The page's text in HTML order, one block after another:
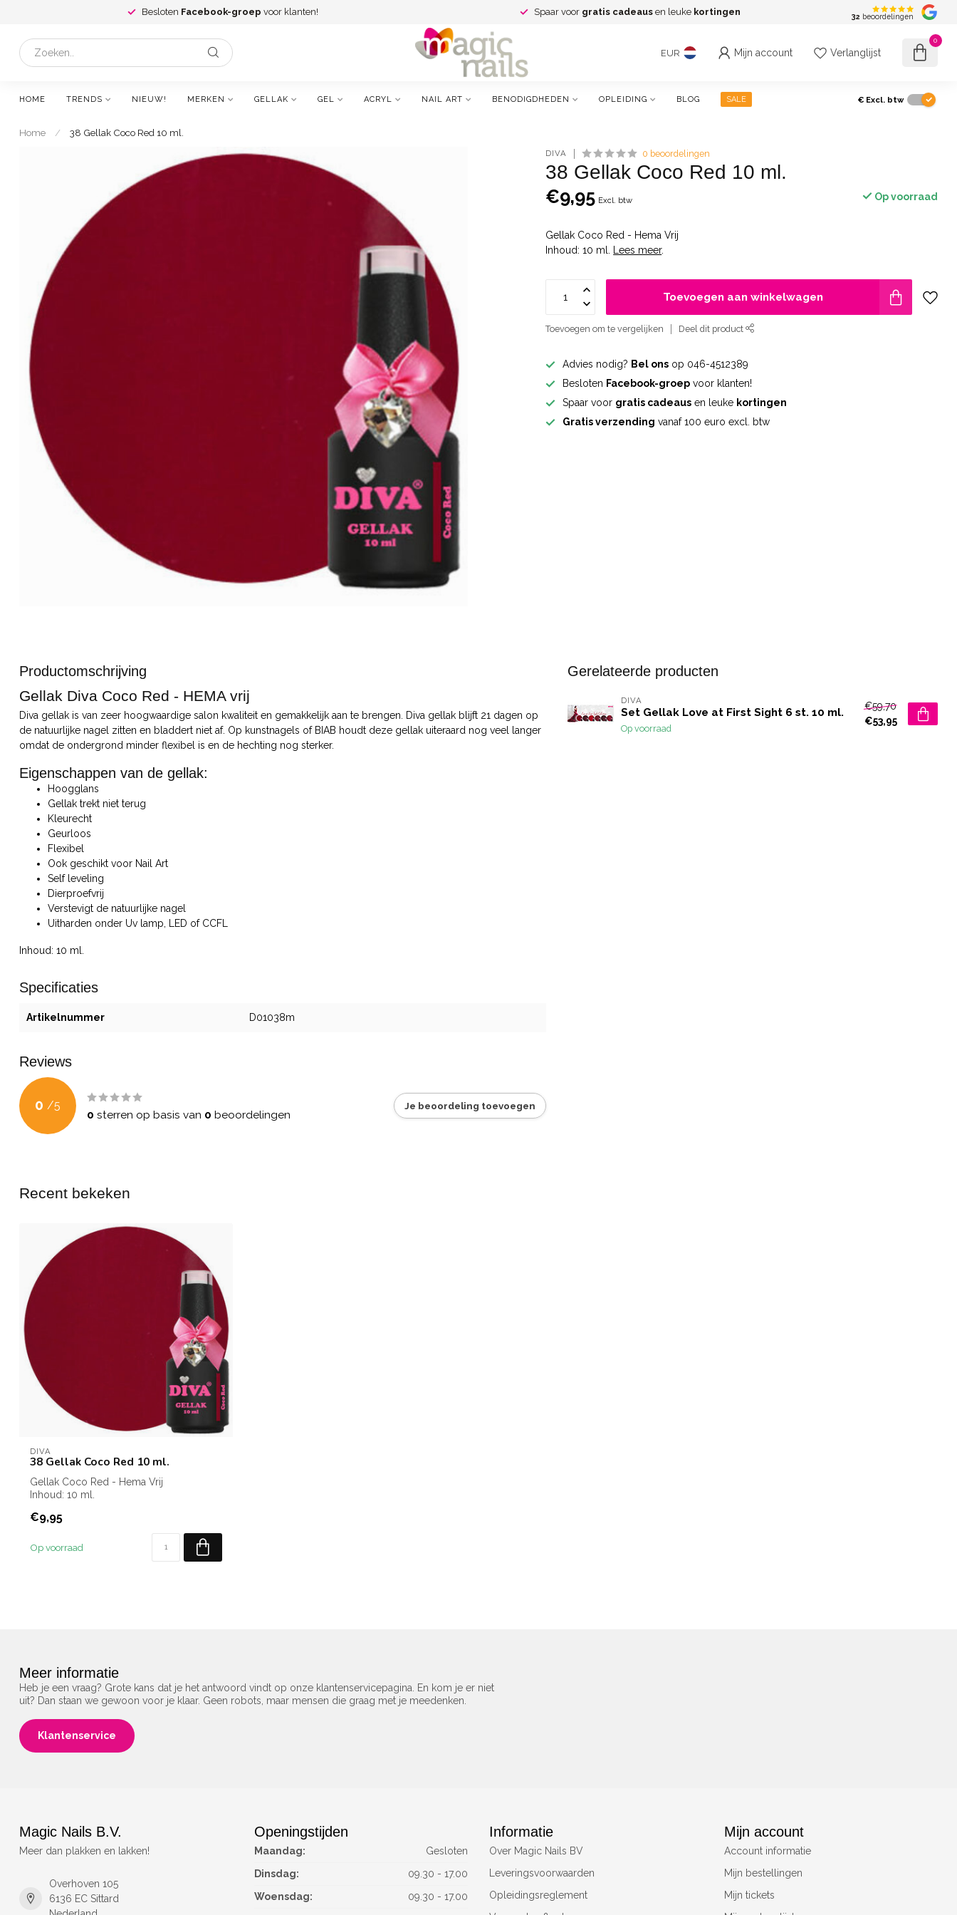
Besloten Facebook-groep voor klanten! Spaar voor gratis cadeaus en leuke kortingen 32 beoordelingen
EUR Mijn account Verlanglijst
0
HOME TRENDS NIEUW! MERKEN GELLAK GEL ACRYL NAIL ART BENODIGDHEDEN OPLEIDING BLOG SALE € Excl. btw
Home / 38 Gellak Coco Red 10 ml.
DIVA 0 beoordelingen
38 Gellak Coco Red 10 ml.
€9,95 Excl. btw Op voorraad
Gellak Coco Red - Hema Vrij
Inhoud: 10 ml.
Lees meer.
Toevoegen aan winkelwagen
Toevoegen om te vergelijken Deel dit product
Advies nodig? Bel ons op 046-4512389
Besloten Facebook-groep voor klanten!
Spaar voor gratis cadeaus en leuke kortingen
Gratis verzending vanaf 100 euro excl. btw
Productomschrijving
Gellak Diva Coco Red - HEMA vrij
Diva gellak is van zeer hoogwaardige salon kwaliteit en gemakkelijk aan te brengen. Diva gellak blijft 21 dagen op
de natuurlijke nagel zitten en bladdert niet af. Op kunstnagels of BIAB houdt deze gellak uiteraard nog veel langer
omdat de ondergrond minder flexibel is en de hechting nog sterker.
Eigenschappen van de gellak:
Hoogglans
Gellak trekt niet terug
Kleurecht
Geurloos
Flexibel
Ook geschikt voor Nail Art
Self leveling
Dierproefvrij
Verstevigt de natuurlijke nagel
Uitharden onder Uv lamp, LED of CCFL
Inhoud: 10 ml.
Specificaties
Artikelnummer D01038m
Reviews
0 /5
0 sterren op basis van 0 beoordelingen
Je beoordeling toevoegen
Gerelateerde producten
DIVA
Set Gellak Love at First Sight 6 st. 10 ml.
Op voorraad
€59,70
€53,95
Recent bekeken
DIVA
38 Gellak Coco Red 10 ml.
Gellak Coco Red - Hema Vrij
Inhoud: 10 ml.
€9,95
Op voorraad
Meer informatie
Heb je een vraag? Grote kans dat je het antwoord vindt op onze klantenservicepagina. En kom je er niet
uit? Dan staan we gewoon voor je klaar. Geen robots, maar mensen die graag met je meedenken.
Klantenservice
Magic Nails B.V.
Meer dan plakken en lakken!
Overhoven 105
6136 EC Sittard
Openingstijden
Maandag:
Gesloten
Dinsdag:
09.30 - 17.00
Woensdag:
09.30 - 17.00
Informatie
Over Magic Nails BV
Leveringsvoorwaarden
Opleidingsreglement
Mijn account
Account informatie
Mijn bestellingen
Mijn tickets